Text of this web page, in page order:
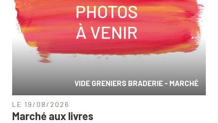
VIDE GRENIERS BRADERIE - MARCHÉ
LE 19/08/2026
Marché aux livres